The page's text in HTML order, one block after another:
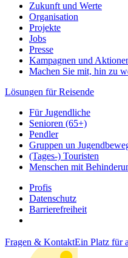
Zukunft und Werte
Organisation
Projekte
Jobs
Presse
Kampagnen und
Machen Sie mit, hin zu
Lösungen für Reisende
Für Jugendliche
Senioren (65+)
Pendler
Gruppen un
(Tages-) Touristen
Menschen mit
Profis
Datenschutz
Barrierefreiheit
Fragen & KontaktEin Platz für